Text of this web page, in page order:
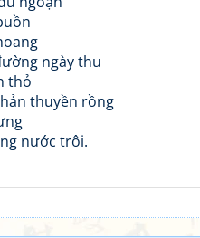
ngày thu
thỏ
thuyền rồng
nước trôi.